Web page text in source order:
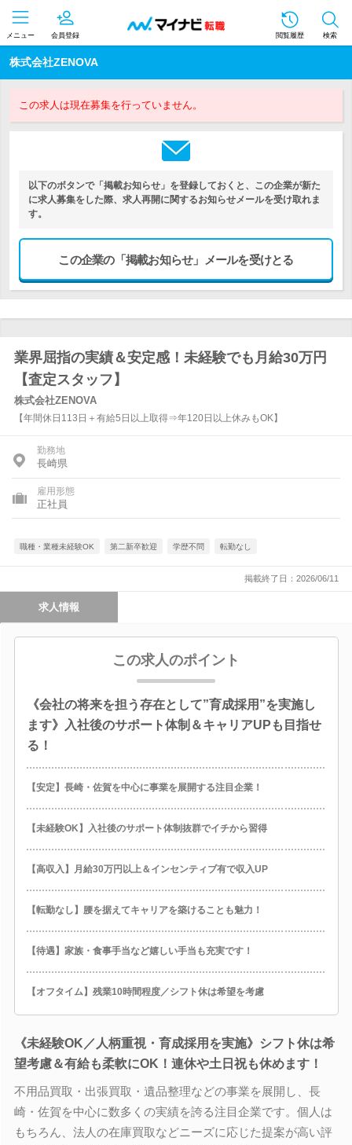
メニュー 会員登録 閲覧履歴 検索
株式会社ZENOVA
この求人は現在募集を行っていません。
以下のボタンで「掲載お知らせ」を登録しておくと、この企業が新た
に求人募集をした際、求人再開に関するお知らせメールを受け取れま
す。
この企業の「掲載お知らせ」メールを受けとる
業界屈指の実績＆安定感！未経験でも月給30万円
【査定スタッフ】
株式会社ZENOVA
【年間休日113日＋有給5日以上取得⇒年120日以上休みもOK】
勤務地
長崎県
雇用形態
正社員
職種・業種未経験OK 第二新卒歓迎 学歴不問 転勤なし
掲載終了日：2026/06/11
求人情報
この求人のポイント
《会社の将来を担う存在として”育成採用”を実施し
ます》入社後のサポート体制＆キャリアUPも目指せ
る！
【安定】長崎・佐賀を中心に事業を展開する注目企業！
【未経験OK】入社後のサポート体制抜群でイチから習得
【高収入】月給30万円以上＆インセンティブ有で収入UP
【転勤なし】腰を据えてキャリアを築けることも魅力！
【待遇】家族・食事手当など嬉しい手当も充実です！
【オフタイム】残業10時間程度／シフト休は希望を考慮
《未経験OK／人柄重視・育成採用を実施》シフト休は希
望考慮＆有給も柔軟にOK！連休や土日祝も休めます！
不用品買取・出張買取・遺品整理などの事業を展開し、長
崎・佐賀を中心に数多くの実績を誇る注目企業です。個人は
もちろん、法人の在庫買取などニーズに応じた提案が高い評